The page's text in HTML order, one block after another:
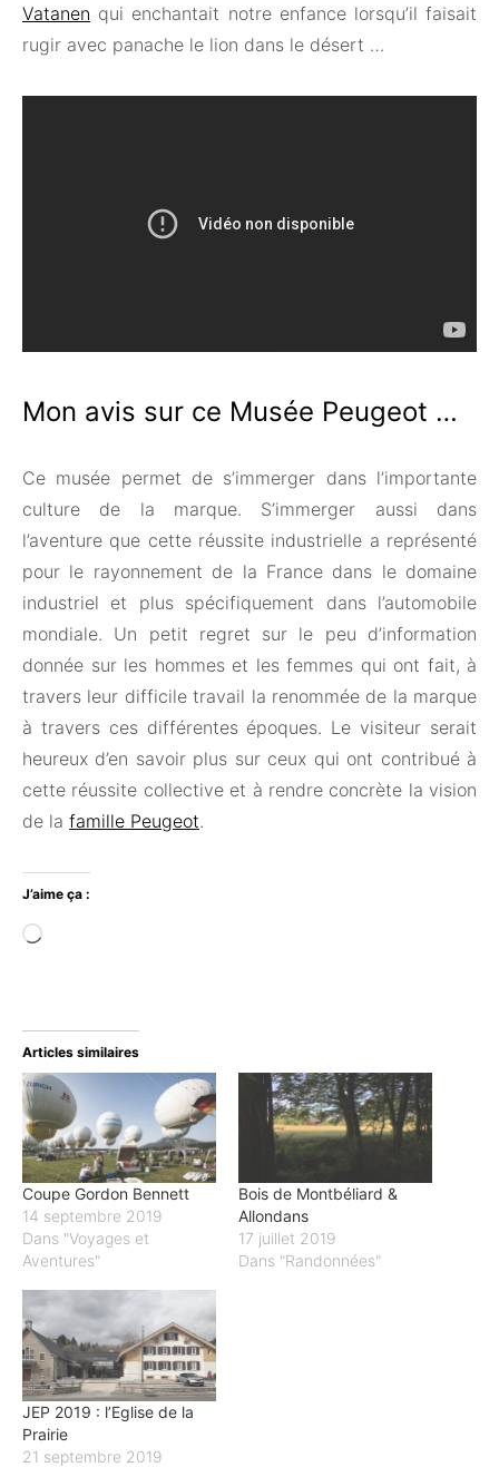
Vatanen qui enchantait notre enfance lorsqu’il faisait
rugir avec panache le lion dans le désert …
Mon avis sur ce Musée Peugeot …
Ce musée permet de s’immerger dans l’importante
culture de la marque. S’immerger aussi dans
l’aventure que cette réussite industrielle a représenté
pour le rayonnement de la France dans le domaine
industriel et plus spécifiquement dans l’automobile
mondiale. Un petit regret sur le peu d’information
donnée sur les hommes et les femmes qui ont fait, à
travers leur difficile travail la renommée de la marque
à travers ces différentes époques. Le visiteur serait
heureux d’en savoir plus sur ceux qui ont contribué à
cette réussite collective et à rendre concrète la vision
de la famille Peugeot.
J’aime ça :
Chargement…
Articles similaires
Coupe Gordon Bennett
14 septembre 2019
Dans "Voyages et
Aventures"
Bois de Montbéliard &
Allondans
17 juillet 2019
Dans "Randonnées"
JEP 2019 : l’Eglise de la
Prairie
21 septembre 2019